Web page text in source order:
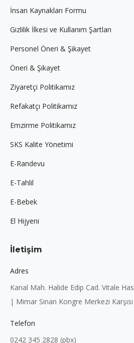
İnsan Kaynakları Formu
Gizlilik İlkesi ve Kullanım Şartları
Personel Öneri & Şikayet
Öneri & Şikayet
Ziyaretçi Politikamız
Refakatçı Politikamız
Emzirme Politikamız
SKS Kalite Yönetimi
E-Randevu
E-Tahlil
E-Bebek
El Hijyeni
İletişim
Adres
Kanal Mah. Halide Edip Cad. Vitale
| Mimar Sinan Kongre Merkezi Karşısı
Telefon
0242 345 2828 (pbx)